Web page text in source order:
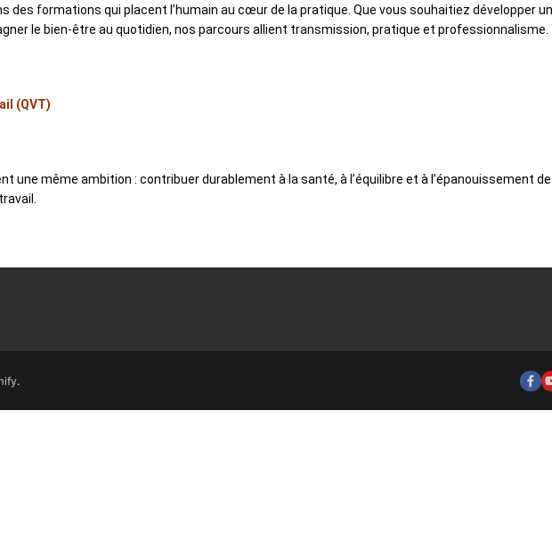
des formations qui placent l’humain au cœur de la pratique. Que vous souhaitiez développer
le bien-être au quotidien, nos parcours allient transmission, pratique et professionnalisme.
(QVT)
une même ambition : contribuer durablement à la santé, à l’équilibre et à l’épanouissement
.